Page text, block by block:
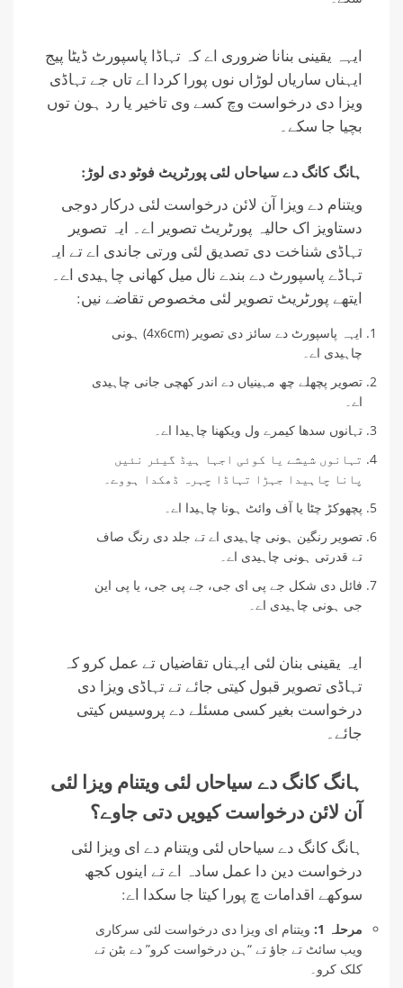
ایہہ یقینی بنانا ضروری اے کہ تہاڈا پاسپورٹ ڈیٹا پیج
ایہناں ساریاں لوڑاں نوں پورا کردا اے تاں جے تہاڈی
ویزا دی درخواست وچ کسے وی تاخیر یا رد ہون توں
بچیا جا سکے۔
ہانگ کانگ دے سیاحاں لئی پورٹریٹ فوٹو دی لوڑ:
ویتنام دے ویزا آن لائن درخواست لئی درکار دوجی
دستاویز اک حالیہ پورٹریٹ تصویر اے۔ ایہ تصویر
تہاڈی شناخت دی تصدیق لئی ورتی جاندی اے تے ایہ
تہاڈے پاسپورٹ دے بندے نال میل کھانی چاہیدی اے۔
ایتھے پورٹریٹ تصویر لئی مخصوص تقاضے نیں:
ایہہ پاسپورٹ دے سائز دی تصویر (4x6cm) ہونی
چاہیدی اے۔
تصویر پچھلے چھ مہینیاں دے اندر کھچی جانی چاہیدی
اے۔
تہانوں سدھا کیمرے ول ویکھنا چاہیدا اے۔
تہانوں شیشے یا کوئی اجہا ہیڈ گیئر نئیں
پانا چاہیدا جہڑا تہاڈا چہرہ ڈھکدا ہووے۔
پچھوکڑ چٹا یا آف وائٹ ہونا چاہیدا اے۔
تصویر رنگین ہونی چاہیدی اے تے جلد دی رنگ صاف
تے قدرتی ہونی چاہیدی اے۔
فائل دی شکل جے پی ای جی، جے پی جی، یا پی این
جی ہونی چاہیدی اے۔
ایہ یقینی بنان لئی ایہناں تقاضیاں تے عمل کرو کہ
تہاڈی تصویر قبول کیتی جائے تے تہاڈی ویزا دی
درخواست بغیر کسی مسئلے دے پروسیس کیتی
جائے۔
ہانگ کانگ دے سیاحاں لئی ویتنام ویزا لئی
آن لائن درخواست کیویں دتی جاوے؟
ہانگ کانگ دے سیاحاں لئی ویتنام دے ای ویزا لئی
درخواست دین دا عمل سادہ اے تے اینوں کجھ
سوکھے اقدامات چ پورا کیتا جا سکدا اے:
مرحلہ 1:
ویتنام ای ویزا دی درخواست لئی سرکاری
ویب سائٹ تے جاؤ تے “ہن درخواست کرو” دے بٹن تے
کلک کرو۔